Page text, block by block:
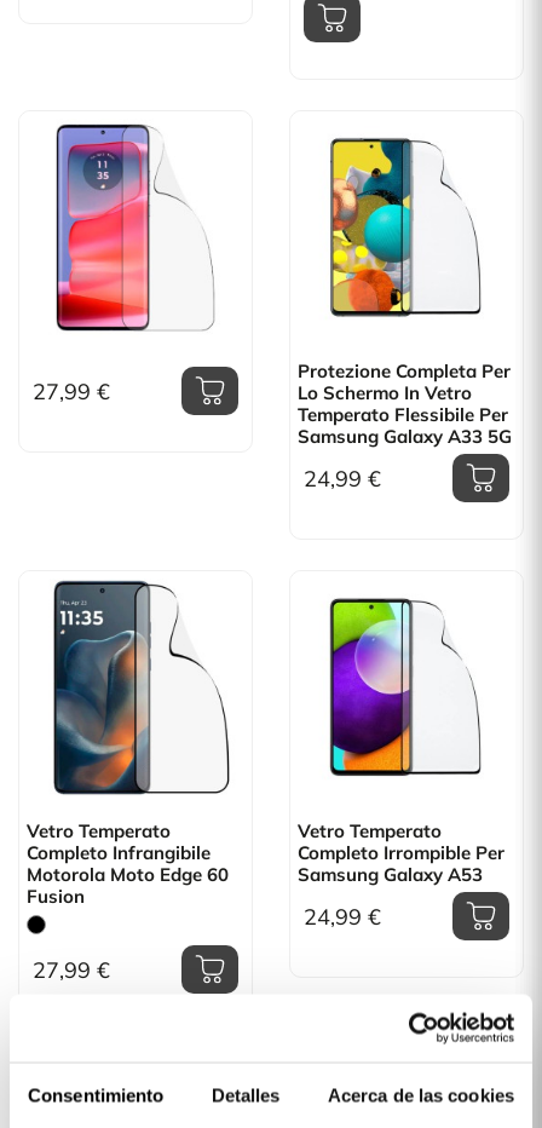
Consentimiento Detalles Acerca de las cookies
27,99 €
Protezione Completa Per
Lo Schermo In Vetro
Temperato Flessibile Per
Samsung Galaxy A33 5G
24,99 €
Vetro Temperato
Completo Infrangibile
Motorola Moto Edge 60
Fusion
27,99 €
Vetro Temperato
Completo Irrompible Per
Samsung Galaxy A53
24,99 €